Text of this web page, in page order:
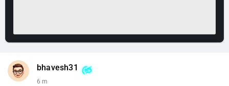
bhavesh31
6 m